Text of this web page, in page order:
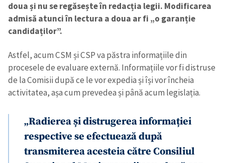
doua și nu se regăsește în redacția legii. Modificarea
admisă atunci în lectura a doua ar fi „o garanție
candidaților”.
Astfel, acum CSM și CSP va păstra informațiile din
procesele de evaluare externă. Informațiile vor fi distruse
de la Comisii după ce le vor expedia și își vor încheia
activitatea, așa cum prevedea și până acum legislația.
„Radierea și distrugerea informației
respective se efectuează după
transmiterea acesteia către Consiliul